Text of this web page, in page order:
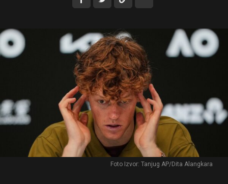
Foto Izvor: Tanjug AP/Dita Alangkara